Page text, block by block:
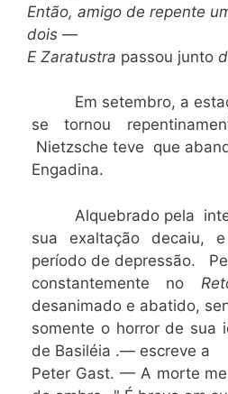
Então, amigo de repente
dois —
E Zaratustra passou junto
Em setembro, a
se tornou
Nietzsche teve que
Engadina.
Alquebrado pela
sua exaltação decaiu, e
período de depressão.
constantemente no
desanimado e abatido,
somente o horror de sua
de Basiléia .— escreve a
Peter Gast. — A morte